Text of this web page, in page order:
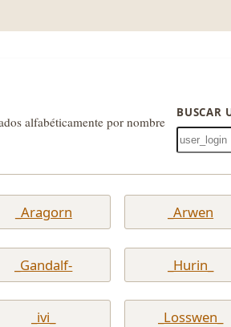
alfabéticamente por nombre
BUSCAR
_Aragorn _Arwen
_Gandalf- _Hurin_
_ivi_ _Losswen_